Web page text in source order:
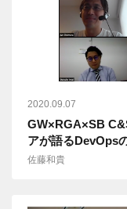
2020.09.07
GW×RGA×SB
アが語るDevOps
佐藤和貴